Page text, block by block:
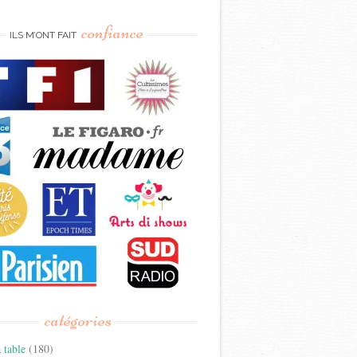
ILS M’ONT FAIT confiance
catégories
table (180)